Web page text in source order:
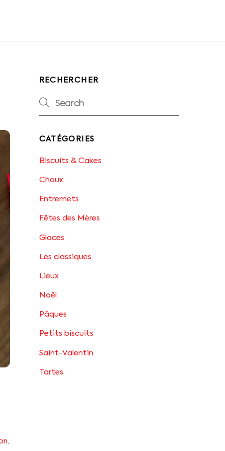
,
RECHERCHER
CATÉGORIES
Biscuits & Cakes
Choux
Entremets
Fêtes des Mères
Glaces
Les classiques
Lieux
Noël
Pâques
Petits biscuits
Saint-Valentin
Tartes